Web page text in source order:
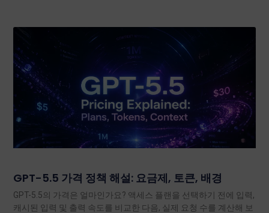
GPT-5.5 가격 정책 해설: 요금제, 토큰, 배경
GPT-5.5의 가격은 얼마인가요? 액세스 플랜을 선택하기 전에 입력,
캐시된 입력 및 출력 속도를 비교한 다음, 실제 요청 수를 계산해 보